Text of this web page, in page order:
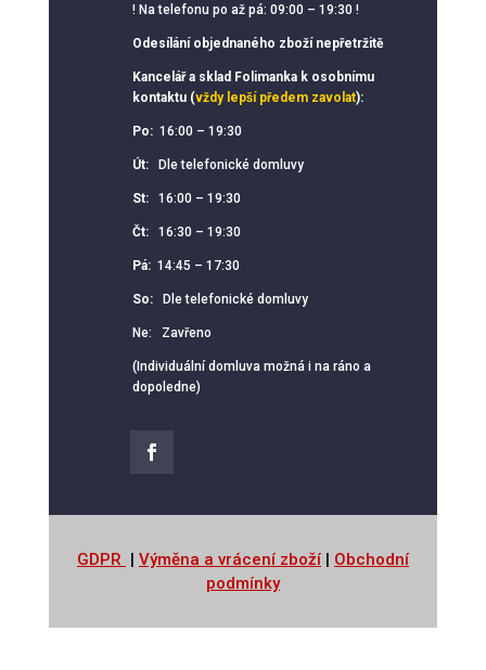
! Na telefonu po až pá: 09:00 – 19:30 !
Odesílání objednaného zboží nepřetržitě
Kancelář a sklad Folimanka k osobnímu
kontaktu (vždy lepší předem zavolat):
Po: 16:00 – 19:30
Út:Dle telefonické domluvy
St: 16:00 – 19:30
Čt: 16:30 – 19:30
Pá:14:45 – 17:30
So: Dle telefonické domluvy
Ne: Zavřeno
(Individuální domluva možná i na ráno a
dopoledne)
GDPR | Výměna a vrácení zboží| Obchodní
podmínky